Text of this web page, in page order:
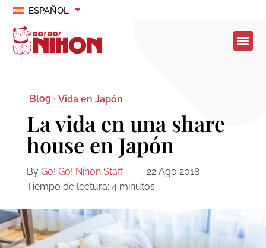
ESPAÑOL
Blog · Vida en Japón
La vida en una share
house en Japón
By Go! Go! Nihon Staff
22 Ago 2018
Tiempo de lectura: 4 minutos